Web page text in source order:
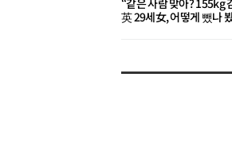
“같은 사람 맞아? 155kg
英 29세女, 어떻게 뺐나